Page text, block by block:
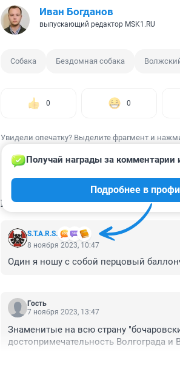
Иван Богданов
выпускающий редактор MSK1.RU
Собака Бездомная собака
0 0
Увидели опечатку? Выделите фрагмент и
КОММЕНТАРИИ 37
S.T.A.R.S.
Получай награды за комментарии
Подробнее в
8 ноября 2023, 10:47
Один я ношу с собой перцовый
Гость
7 ноября 2023, 13:47
Знаменитые на всю страну
достопримечательность Волгограда и